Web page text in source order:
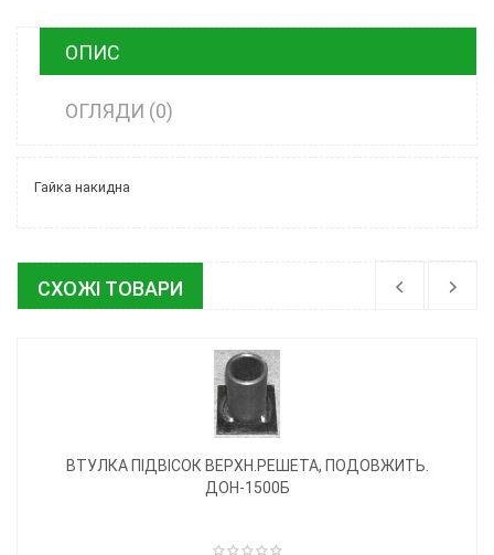
ОПИС
ОГЛЯДИ (0)
Гайка накидна
СХОЖІ ТОВАРИ
ВТУЛКА ПІДВІСОК ВЕРХН.РЕШЕТА, ПОДОВЖИТЬ.
ДОН-1500Б